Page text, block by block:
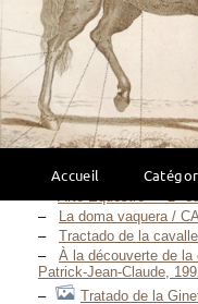
Accueil
ANDRADE Antonio, 1678
Luz da liberal, e
Carlos DE, anno
Discurso para estar
DE AVILA Juan, 1590
Libro de la jineta
Guzmanes /
Del arte de andar a
La doma vaquera /
Tractado de la
À la découverte de la
Patrick-Jean-Claude,
Tratado de la